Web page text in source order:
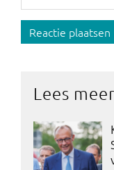
Reactie plaatsen
Lees